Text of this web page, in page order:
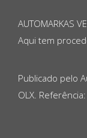
AUTOMARKAS
Aqui tem
Publicado pelo
OLX.